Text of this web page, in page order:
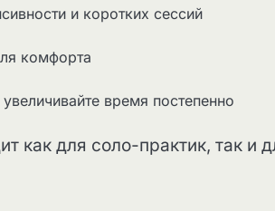
и коротких сессий
комфорта
время постепенно
как для соло-практик, так и